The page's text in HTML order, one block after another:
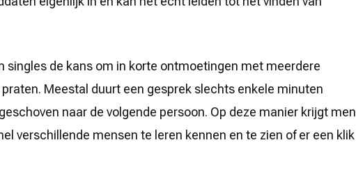
singles de kans om in korte ontmoetingen met meerdere
Meestal duurt een gesprek slechts enkele minuten
naar de volgende persoon. Op deze manier krijgt men
verschillende mensen te leren kennen en te zien of er een klik